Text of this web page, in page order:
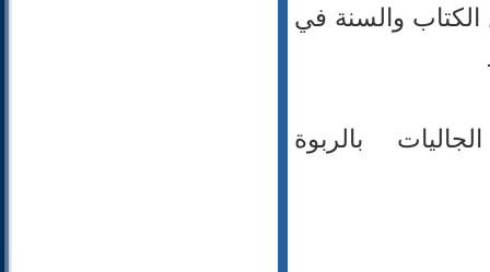
والسنة في
بالربوة